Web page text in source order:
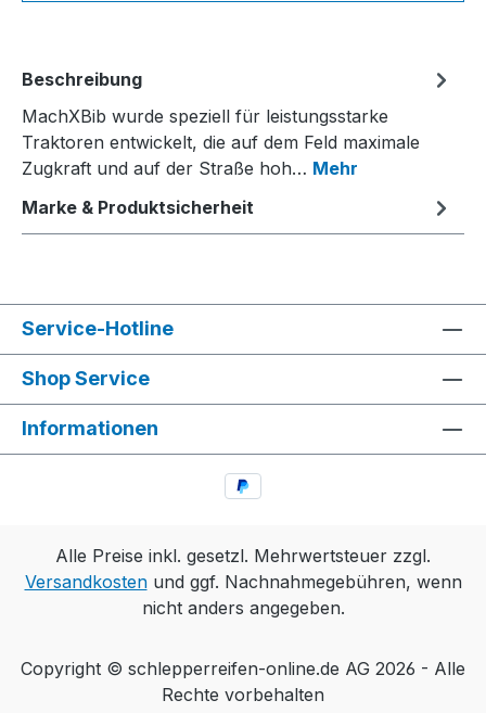
Beschreibung
MachXBib wurde speziell für leistungsstarke
Traktoren entwickelt, die auf dem Feld maximale
Zugkraft und auf der Straße hoh… Mehr
Marke & Produktsicherheit
Service-Hotline
Shop Service
Informationen
Alle Preise inkl. gesetzl. Mehrwertsteuer zzgl.
Versandkostenund ggf. Nachnahmegebühren, wenn
nicht anders angegeben.
Copyright © schlepperreifen-online.de AG 2026 - Alle
Rechte vorbehalten